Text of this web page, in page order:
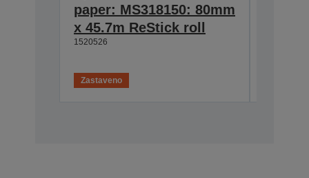
paper: MS318150: 80mm
x 45.7m ReStick roll
1520526
Zastaveno